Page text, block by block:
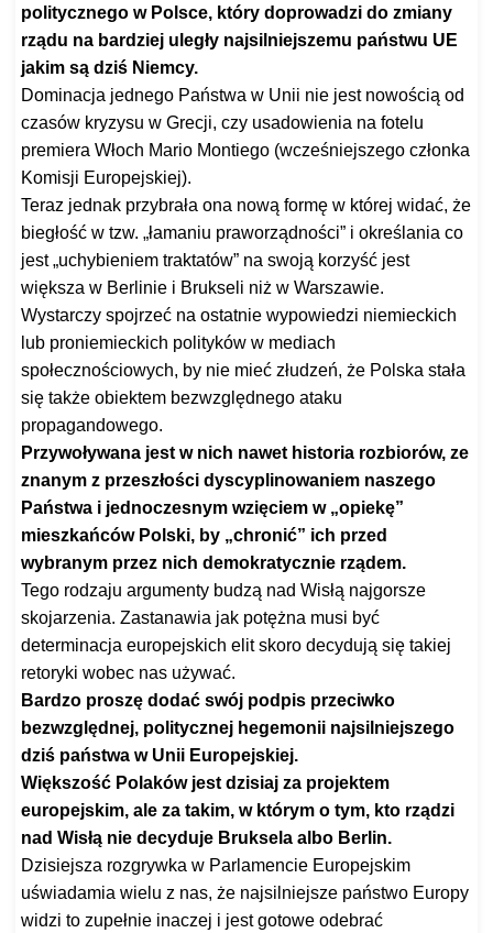
politycznego w Polsce, który doprowadzi do zmiany
rządu na bardziej uległy najsilniejszemu państwu UE
jakim są dziś Niemcy.
Dominacja jednego Państwa w Unii nie jest nowością od
czasów kryzysu w Grecji, czy usadowienia na fotelu
premiera Włoch Mario Montiego (wcześniejszego członka
Komisji Europejskiej).
Teraz jednak przybrała ona nową formę w której widać, że
biegłość w tzw. „łamaniu praworządności” i określania co
jest „uchybieniem traktatów” na swoją korzyść jest
większa w Berlinie i Brukseli niż w Warszawie.
Wystarczy spojrzeć na ostatnie wypowiedzi niemieckich
lub proniemieckich polityków w mediach
społecznościowych, by nie mieć złudzeń, że Polska stała
się także obiektem bezwzględnego ataku
propagandowego.
Przywoływana jest w nich nawet historia rozbiorów, ze
znanym z przeszłości dyscyplinowaniem naszego
Państwa i jednoczesnym wzięciem w „opiekę”
mieszkańców Polski, by „chronić” ich przed
wybranym przez nich demokratycznie rządem.
Tego rodzaju argumenty budzą nad Wisłą najgorsze
skojarzenia. Zastanawia jak potężna musi być
determinacja europejskich elit skoro decydują się takiej
retoryki wobec nas używać.
Bardzo proszę dodać swój podpis przeciwko
bezwzględnej, politycznej hegemonii najsilniejszego
dziś państwa w Unii Europejskiej.
Większość Polaków jest dzisiaj za projektem
europejskim, ale za takim, w którym o tym, kto rządzi
nad Wisłą nie decyduje Bruksela albo Berlin.
Dzisiejsza rozgrywka w Parlamencie Europejskim
uświadamia wielu z nas, że najsilniejsze państwo Europy
widzi to zupełnie inaczej i jest gotowe odebrać